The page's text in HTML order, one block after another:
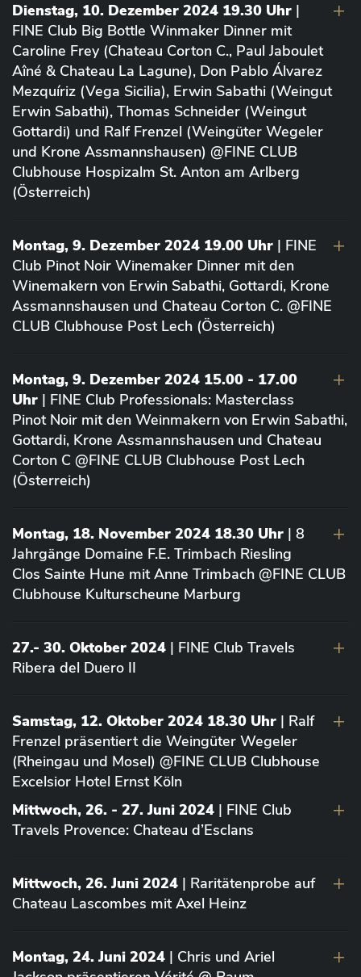
Dienstag, 10. Dezember 2024 19.30 Uhr |
FINE Club Big Bottle Winmaker Dinner mit
Caroline Frey (Chateau Corton C., Paul Jaboulet
Aîné & Chateau La Lagune), Don Pablo Álvarez
Mezquíriz (Vega Sicilia), Erwin Sabathi (Weingut
Erwin Sabathi), Thomas Schneider (Weingut
Gottardi) und Ralf Frenzel (Weingüter Wegeler
und Krone Assmannshausen) @FINE CLUB
Clubhouse Hospizalm St. Anton am Arlberg
(Österreich)
Montag, 9. Dezember 2024 19.00 Uhr | FINE
Club Pinot Noir Winemaker Dinner mit den
Winemakern von Erwin Sabathi, Gottardi, Krone
Assmannshausen und Chateau Corton C. @FINE
CLUB Clubhouse Post Lech (Österreich)
Montag, 9. Dezember 2024 15.00 - 17.00
Uhr | FINE Club Professionals: Masterclass
Pinot Noir mit den Weinmakern von Erwin Sabathi,
Gottardi, Krone Assmannshausen und Chateau
Corton C @FINE CLUB Clubhouse Post Lech
(Österreich)
Montag, 18. November 2024 18.30 Uhr | 8
Jahrgänge Domaine F.E. Trimbach Riesling
Clos Sainte Hune mit Anne Trimbach @FINE CLUB
Clubhouse Kulturscheune Marburg
27.- 30. Oktober 2024 | FINE Club Travels
Ribera del Duero II
Samstag, 12. Oktober 2024 18.30 Uhr | Ralf
Frenzel präsentiert die Weingüter Wegeler
(Rheingau und Mosel) @FINE CLUB Clubhouse
Excelsior Hotel Ernst Köln
Mittwoch, 26. - 27. Juni 2024 | FINE Club
Travels Provence: Chateau d’Esclans
Mittwoch, 26. Juni 2024 | Raritätenprobe auf
Chateau Lascombes mit Axel Heinz
Montag, 24. Juni 2024 | Chris und Ariel